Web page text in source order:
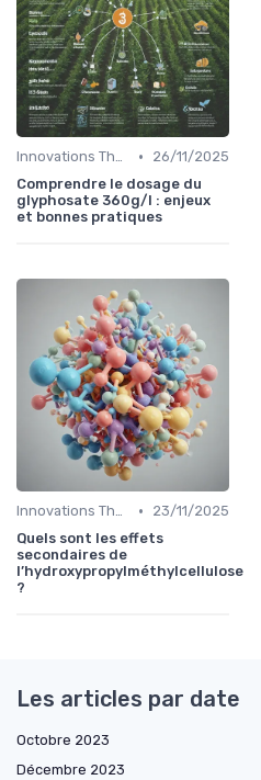
Innovations Thérapeutiques •
26/11/2025
Comprendre le dosage du
glyphosate 360g/l : enjeux
et bonnes pratiques
Innovations Thérapeutiques •
23/11/2025
Quels sont les effets
secondaires de
l’hydroxypropylméthylcellulose
?
Les articles par date
Octobre 2023
Décembre 2023